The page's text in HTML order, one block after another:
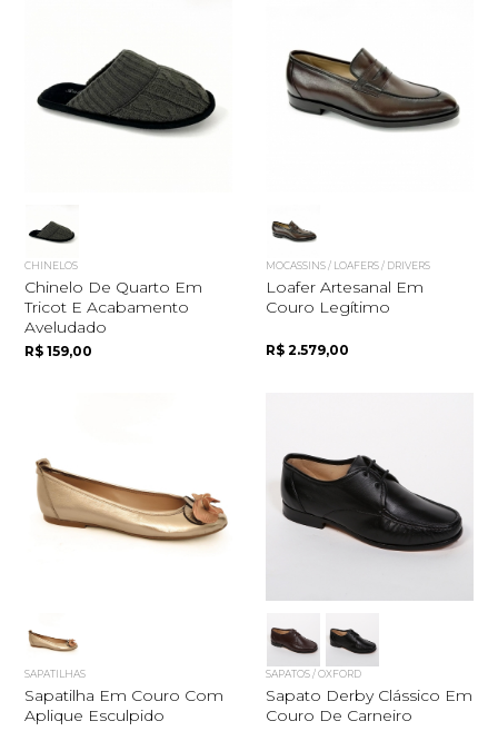
CHINELOS
Chinelo De Quarto Em
Tricot E Acabamento
Aveludado
R$ 159,00
MOCASSINS / LOAFERS / DRIVERS
Loafer Artesanal Em
Couro Legítimo
R$ 2.579,00
SAPATILHAS
Sapatilha Em Couro Com
Aplique Esculpido
SAPATOS / OXFORD
Sapato Derby Clássico Em
Couro De Carneiro